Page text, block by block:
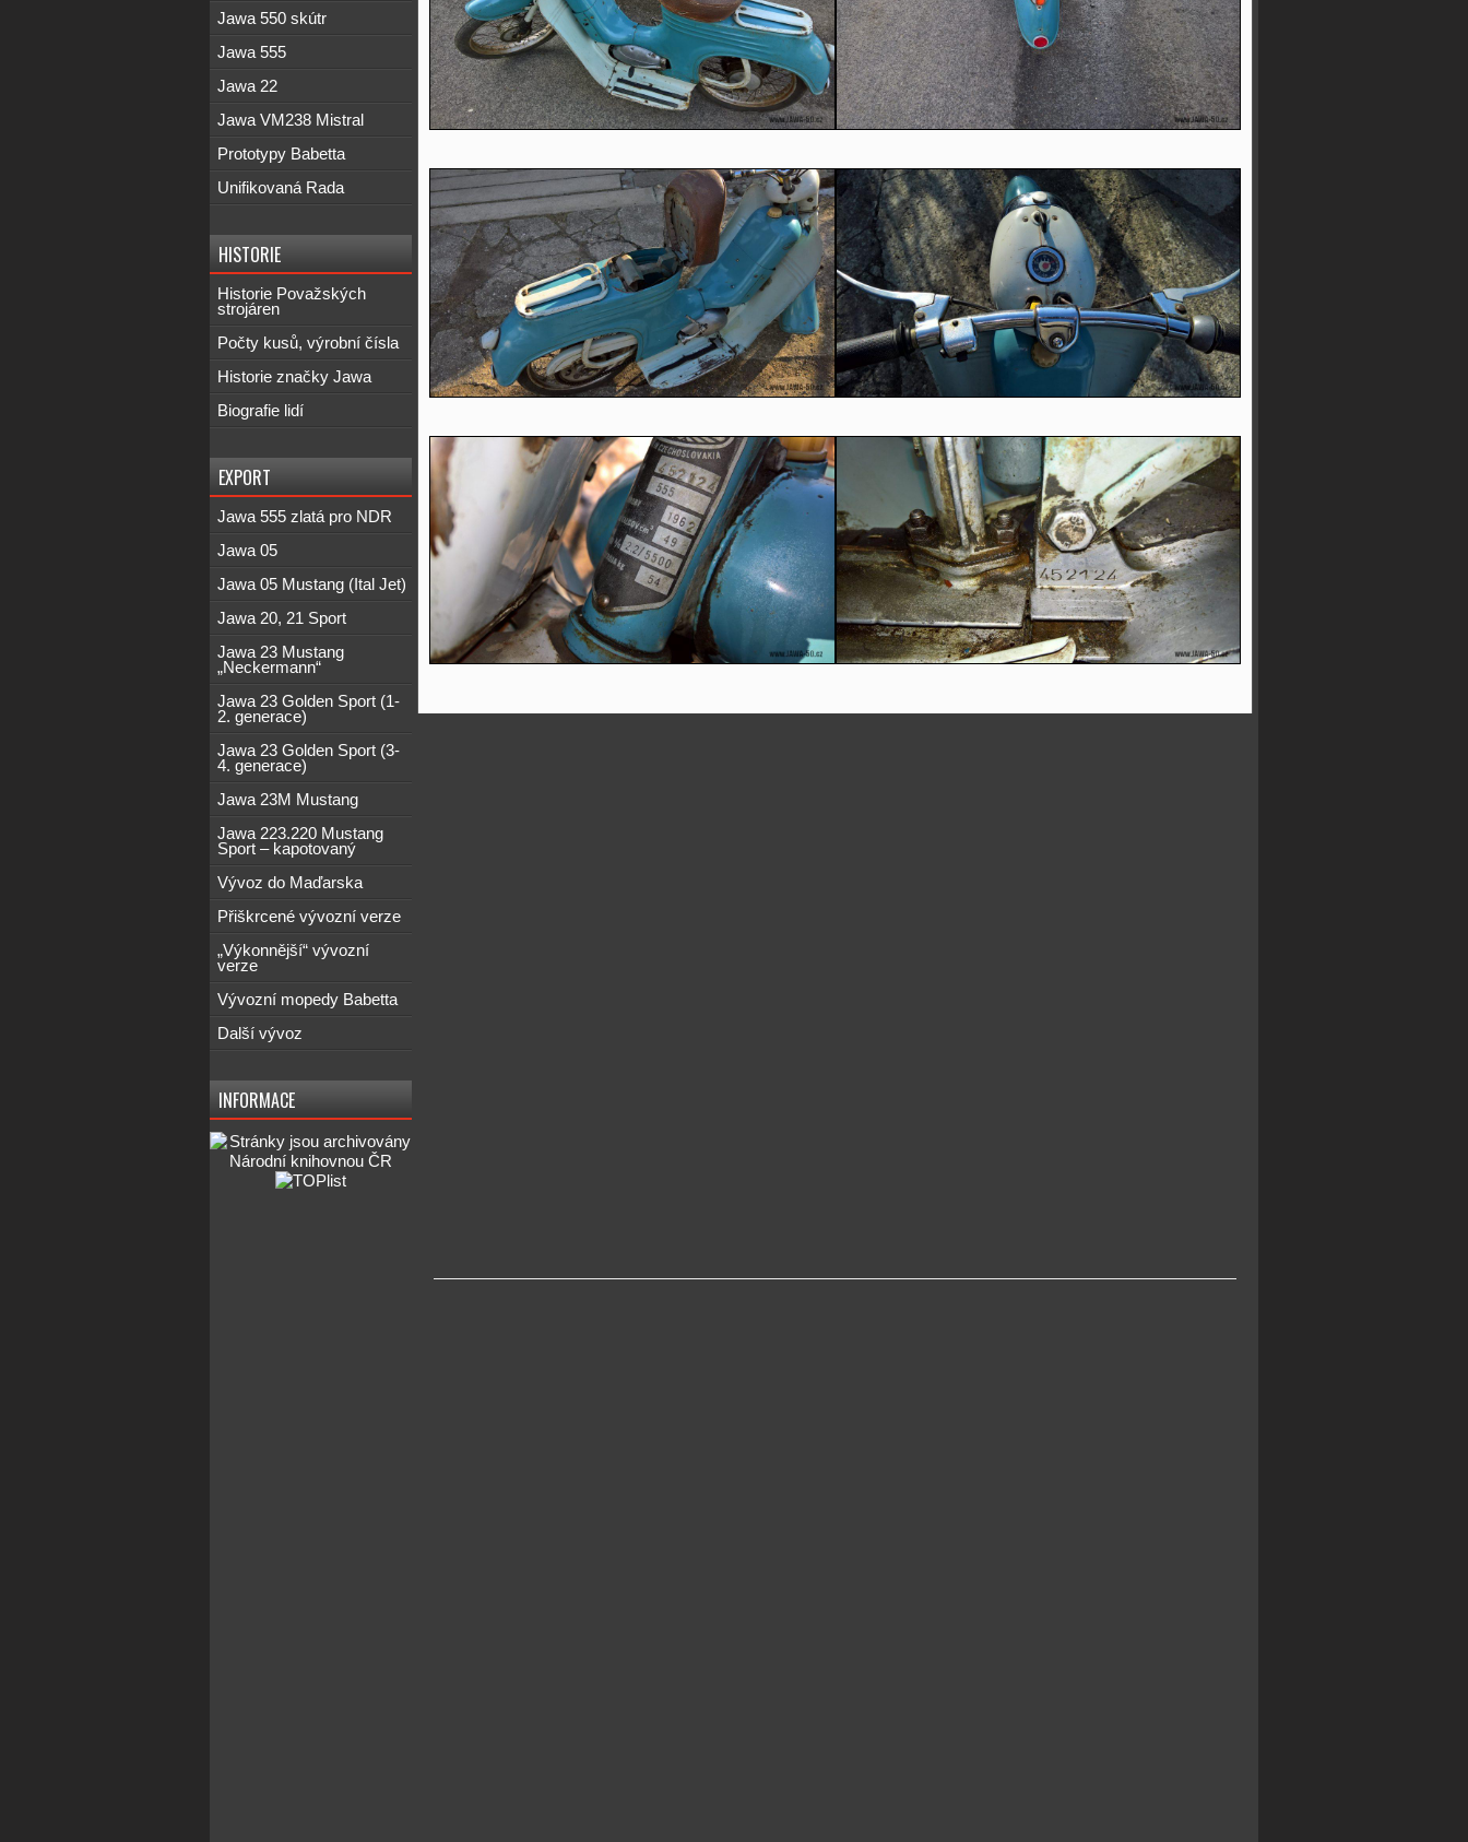
Jawa 550 skútr
Jawa 555
Jawa 22
Jawa VM238 Mistral
Prototypy Babetta
Unifikovaná Rada
HISTORIE
Historie Považských
strojáren
Počty kusů, výrobní čísla
Historie značky Jawa
Biografie lidí
EXPORT
Jawa 555 zlatá pro NDR
Jawa 05
Jawa 05 Mustang (Ital Jet)
Jawa 20, 21 Sport
Jawa 23 Mustang
„Neckermann“
Jawa 23 Golden Sport (1-
2. generace)
Jawa 23 Golden Sport (3-
4. generace)
Jawa 23M Mustang
Jawa 223.220 Mustang
Sport – kapotovaný
Vývoz do Maďarska
Přiškrcené vývozní verze
„Výkonnější“ vývozní
verze
Vývozní mopedy Babetta
Další vývoz
INFORMACE